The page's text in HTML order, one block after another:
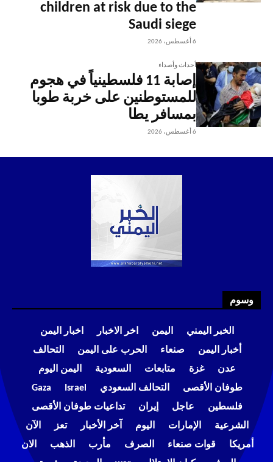
children at risk due to the
Saudi siege
6 أغسطس، 2026
أحداث وأصداء
إصابة 11 فلسطينياً في هجوم
للمستوطنين على خربة طوبا
بمسافر يطا
6 أغسطس، 2026
وسوم
الخبر اليمني اليمن اخر الاخبار
اخبار اليمن
أخبار اليمن
صنعاء الحرب على اليمن
التحالف
عدن
غزة متابعات السعودية
اليمن اليوم
طوفان الأقصى
التحالف السعودي Israel
Gaza
فلسطين
عاجل إيران
تداعيات طوفان الأقصى
الشرعية
الإمارات اليوم آخر الأخبار تعز
الآن
أمريكا
قوات صنعاء الصرف مأرب الذهب
الان